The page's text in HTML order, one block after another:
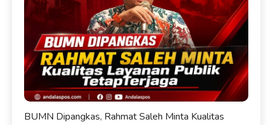
BUMN Dipangkas, Rahmat Saleh Minta Kualitas